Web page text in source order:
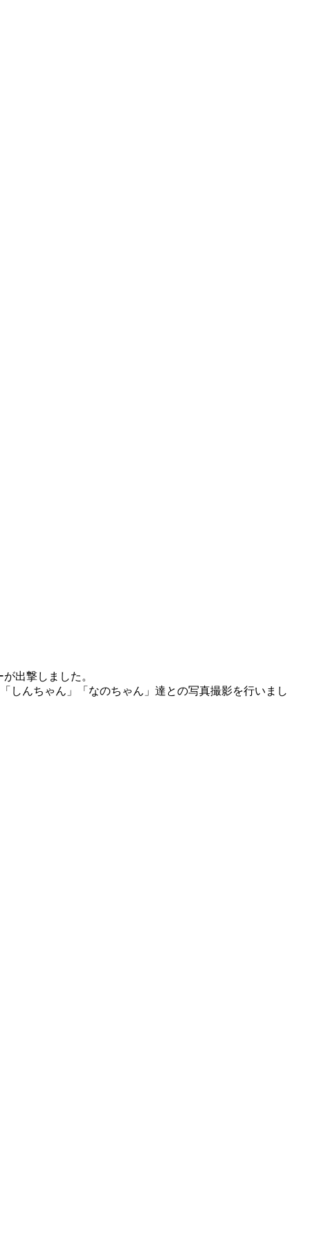
出撃しました。
しんちゃん」「なのちゃん」達との写真撮影を行いまし